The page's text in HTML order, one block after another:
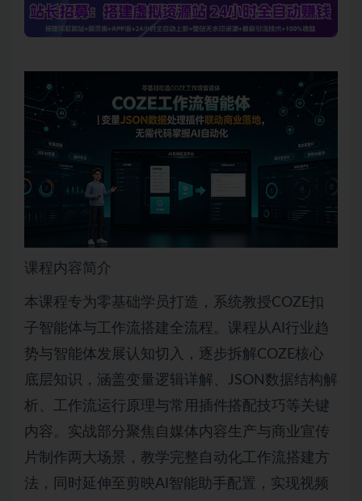
课程内容简介
本课程专为零基础学员打造，系统教授COZE扣
子智能体与工作流搭建全流程。课程从AI行业趋
势与智能体发展认知切入，逐步拆解COZE核心
底层知识，涵盖变量逻辑详解、JSON数据结构解
析、工作流运行原理与常用插件搭配技巧等关键
内容。实战部分聚焦自媒体内容生产与商业宣传
片制作两大场景，教学完整自动化工作流搭建方
法，同时延伸至剪映AI智能助手配置，实现视频